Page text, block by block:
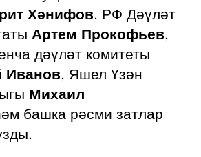
Хәнифов, РФ Дәүләт
Артем Прокофьев,
дәүләт комитеты
Иванов, Яшел Үзән
Михаил
башка рәсми затлар